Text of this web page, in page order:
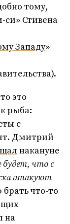
тому,
си» Стивена
Западу»
это
рыба:
с
Дмитрий
накануне
будет, что с
атакуют
что-то
на